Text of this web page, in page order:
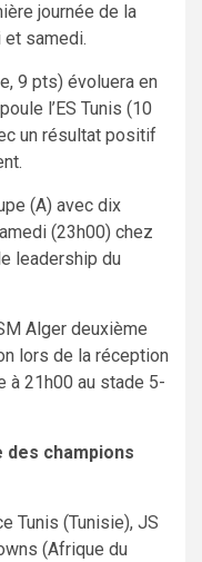
journée de la
et samedi.
9 pts) évoluera en
l’ES Tunis (10
un résultat positif
(A) avec dix
(23h00) chez
leadership du
Alger deuxième
lors de la réception
à 21h00 au stade 5-
des champions
Tunis (Tunisie), JS
(Afrique du